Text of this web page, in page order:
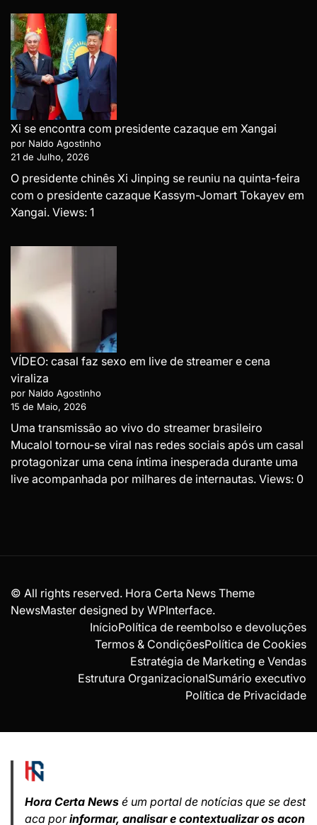
Xi se encontra com presidente cazaque em Xangai
por Naldo Agostinho
21 de Julho, 2026
O presidente chinês Xi Jinping se reuniu na quinta-feira
com o presidente cazaque Kassym-Jomart Tokayev em
Xangai. Views: 1
VÍDEO: casal faz sexo em live de streamer e cena
viraliza
por Naldo Agostinho
15 de Maio, 2026
Uma transmissão ao vivo do streamer brasileiro
Mucalol tornou-se viral nas redes sociais após um casal
protagonizar uma cena íntima inesperada durante uma
live acompanhada por milhares de internautas. Views: 0
© All rights reserved. Hora Certa News Theme
NewsMaster designed by WPInterface.
InícioPolítica de reembolso e devoluções
Termos & CondiçõesPolítica de Cookies
Estratégia de Marketing e Vendas
Estrutura OrganizacionalSumário executivo
Política de Privacidade
Hora Certa News é um portal de notícias que se dest
aca porinformar, analisar e contextualizar os acon